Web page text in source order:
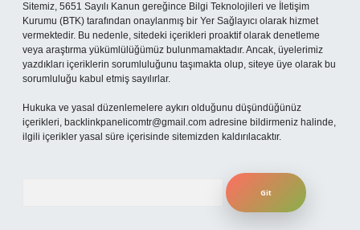
Sitemiz, 5651 Sayılı Kanun gereğince Bilgi Teknolojileri ve İletişim
Kurumu (BTK) tarafından onaylanmış bir Yer Sağlayıcı olarak hizmet
vermektedir. Bu nedenle, sitedeki içerikleri proaktif olarak denetleme
veya araştırma yükümlülüğümüz bulunmamaktadır. Ancak, üyelerimiz
yazdıkları içeriklerin sorumluluğunu taşımakta olup, siteye üye olarak bu
sorumluluğu kabul etmiş sayılırlar.
Hukuka ve yasal düzenlemelere aykırı olduğunu düşündüğünüz
içerikleri, backlinkpanelicomtr@gmail.com adresine bildirmeniz halinde,
ilgili içerikler yasal süre içerisinde sitemizden kaldırılacaktır.